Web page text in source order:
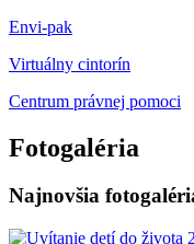
Envi-pak
Virtuálny cintorín
Centrum právnej pomoci
Fotogaléria
Najnovšia